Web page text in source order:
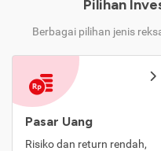
Pilihan
Berbagai pilihan jenis
Pasar Uang
Risiko dan return rendah,